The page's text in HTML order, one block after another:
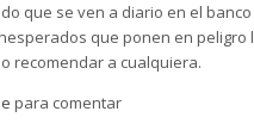
que se ven a diario en el
que ponen en peligro
recomendar a cualquiera.
para comentar